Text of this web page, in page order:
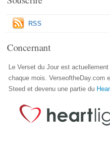
RSS
Concernant
Le Verset du Jour est
chaque mois. VerseoftheDay.com
Steed et devenu une partie du